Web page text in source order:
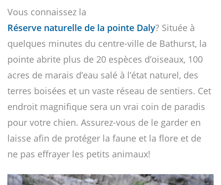
Vous connaissez la
Réserve naturelle de la pointe Daly? Située à
quelques minutes du centre-ville de Bathurst, la
pointe abrite plus de 20 espèces d’oiseaux, 100
acres de marais d’eau salé à l’état naturel, des
terres boisées et un vaste réseau de sentiers. Cet
endroit magnifique sera un vrai coin de paradis
pour votre chien. Assurez-vous de le garder en
laisse afin de protéger la faune et la flore et de
ne pas effrayer les petits animaux!